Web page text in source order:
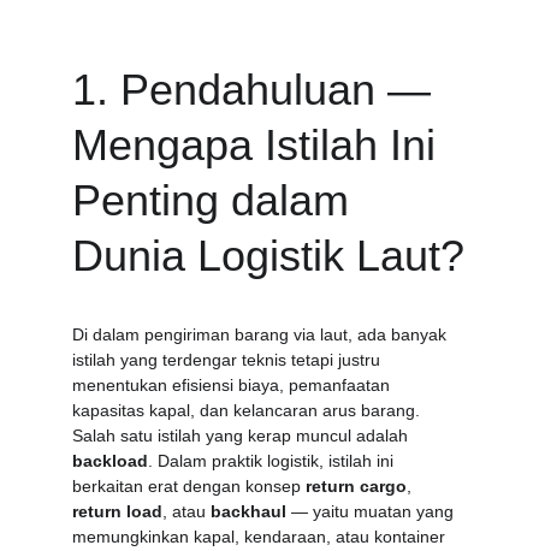
1. Pendahuluan —
Mengapa Istilah Ini
Penting dalam
Dunia Logistik Laut?
Di dalam pengiriman barang via laut, ada banyak
istilah yang terdengar teknis tetapi justru
menentukan efisiensi biaya, pemanfaatan
kapasitas kapal, dan kelancaran arus barang.
Salah satu istilah yang kerap muncul adalah
backload . Dalam praktik logistik, istilah ini
berkaitan erat dengan konsep return cargo
return load , atau backhaul — yaitu muatan yang
memungkinkan kapal, kendaraan, atau kontainer